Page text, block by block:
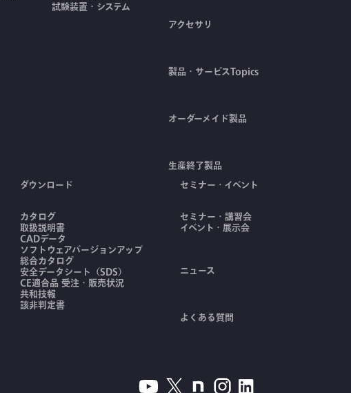
試験装置・システム
アクセサリ
製品・サービスTopics
オーダーメイド製品
生産終了製品
ダウンロード
カタログ
取扱説明書
CADデータ
ソフトウェアバージョンアップ
総合カタログ
安全データシート（SDS）
CE適合品 受注・販売状況
共和技報
該非判定書
セミナー・イベント
セミナー・講習会
イベント・展示会
ニュース
よくある質問